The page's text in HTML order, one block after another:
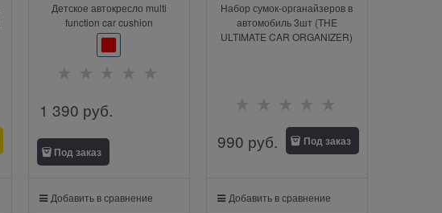
Детское автокресло multi
function car cushion
1 390 руб.
Под заказ
Добавить в сравнение
Набор сумок-органайзеров в
автомобиль 3шт (THE
ULTIMATE CAR ORGANIZER)
990 руб. Под заказ
Добавить в сравнение